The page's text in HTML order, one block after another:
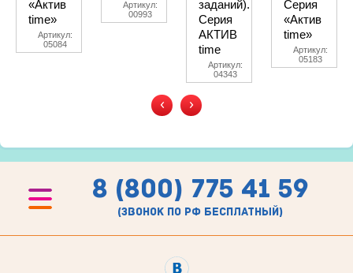
«Актив
time»
Артикул:
05084
Артикул:
00993
заданий).
Серия
АКТИВ
time
Артикул:
04343
Серия
«Актив
time»
Артикул:
05183
‹ ›
8 (800) 775 41 59
(звонок по рф бесплатный)